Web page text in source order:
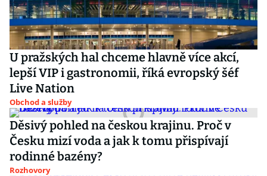
U pražských hal chceme hlavně více akcí,
lepší VIP i gastronomii, říká evropský šéf
Live Nation
Obchod a služby
Děsivý pohled na českou krajinu. Proč v
Česku mizí voda a jak k tomu přispívají
rodinné bazény?
Rozhovory